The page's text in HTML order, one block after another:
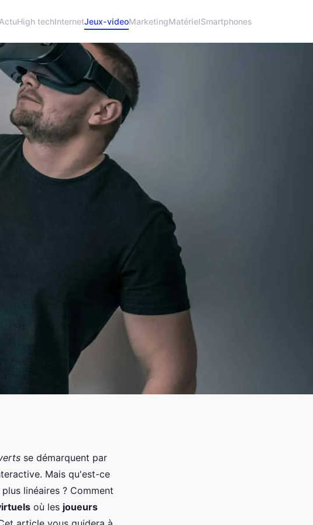
ActuHigh techInternetJeux-videoMarketingMatérielSmartphones
se démarquent par
Mais qu'est-ce
linéaires ? Comment
où les joueurs